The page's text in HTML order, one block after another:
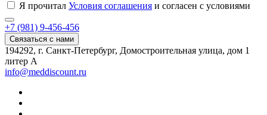
Я прочитал Условия соглашения и согласен с условиями
+7 (981) 9-456-456
Связаться с нами
194292, г. Санкт-Петербург, Домостроительная улица, дом 1
литер А
info@meddiscount.ru